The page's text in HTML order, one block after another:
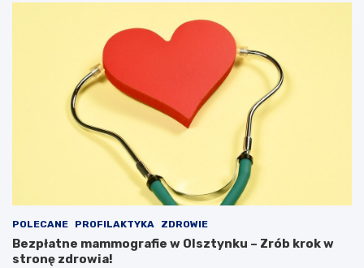
POLECANE PROFILAKTYKA ZDROWIE
Bezpłatne mammografie w Olsztynku – Zrób krok w
stronę zdrowia!